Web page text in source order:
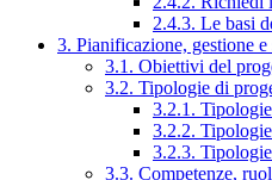
2.4.3. Le basi
3. Pianificazione, gestione e
3.1. Obiettivi del
3.2. Tipologie di
3.2.1.
3.2.2.
3.2.3.
3.3. Competenze,